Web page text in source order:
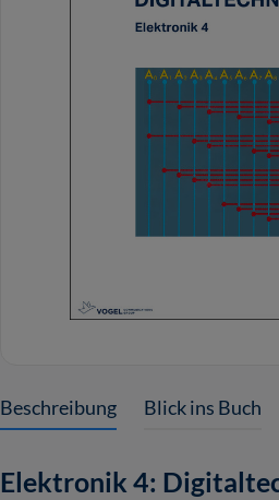
Beschreibung Blick ins Buch
Elektronik 4: